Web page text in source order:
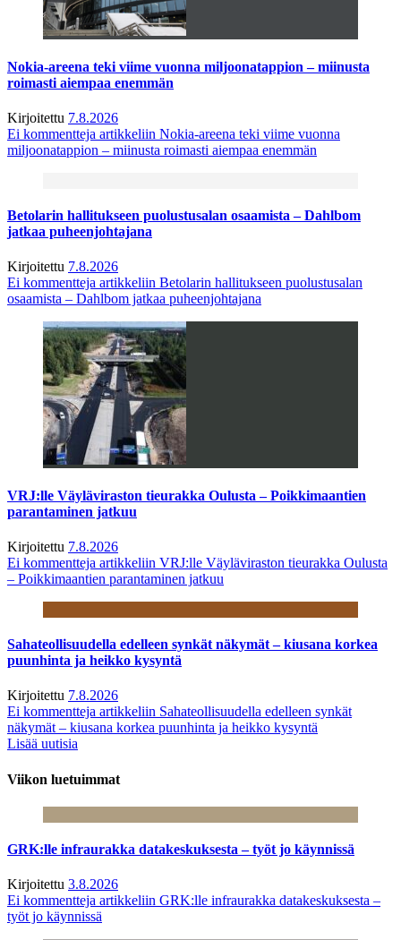
Nokia-areena teki viime vuonna miljoonatappion – miinusta
roimasti aiempaa enemmän
Kirjoitettu 7.8.2026
Ei kommentteja artikkeliin Nokia-areena teki viime vuonna
miljoonatappion – miinusta roimasti aiempaa enemmän
Betolarin hallitukseen puolustusalan osaamista – Dahlbom
jatkaa puheenjohtajana
Kirjoitettu 7.8.2026
Ei kommentteja artikkeliin Betolarin hallitukseen puolustusalan
osaamista – Dahlbom jatkaa puheenjohtajana
VRJ:lle Väyläviraston tieurakka Oulusta – Poikkimaantien
parantaminen jatkuu
Kirjoitettu 7.8.2026
Ei kommentteja artikkeliin VRJ:lle Väyläviraston tieurakka Oulusta
– Poikkimaantien parantaminen jatkuu
Sahateollisuudella edelleen synkät näkymät – kiusana korkea
puunhinta ja heikko kysyntä
Kirjoitettu 7.8.2026
Ei kommentteja artikkeliin Sahateollisuudella edelleen synkät
näkymät – kiusana korkea puunhinta ja heikko kysyntä
Lisää uutisia
Viikon luetuimmat
GRK:lle infraurakka datakeskuksesta – työt jo käynnissä
Kirjoitettu 3.8.2026
Ei kommentteja artikkeliin GRK:lle infraurakka datakeskuksesta –
työt jo käynnissä